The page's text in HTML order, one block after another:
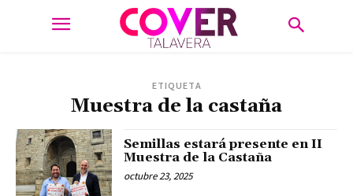
ETIQUETA
Muestra de la castaña
Semillas estará presente en II
Muestra de la Castaña
octubre 23, 2025